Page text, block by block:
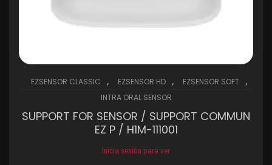
EZSENSOR CLASSIC , EZSENSOR HD , EZSENSOR SOFT ,
INTRA ORAL SENSOR
SUPPORT FOR SENSOR / SUPPORT COMMUN
EZ P / H1M-111001
Inicia sesión para ver